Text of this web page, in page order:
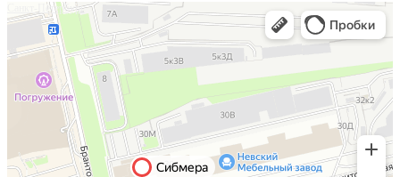
Санкт-Петербург